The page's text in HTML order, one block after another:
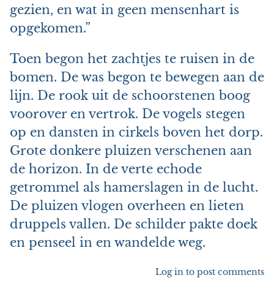
gezien, en wat in geen mensenhart is
opgekomen.”
Toen begon het zachtjes te ruisen in de
bomen. De was begon te bewegen aan de
lijn. De rook uit de schoorstenen boog
voorover en vertrok. De vogels stegen
op en dansten in cirkels boven het dorp.
Grote donkere pluizen verschenen aan
de horizon. In de verte echode
getrommel als hamerslagen in de lucht.
De pluizen vlogen overheen en lieten
druppels vallen. De schilder pakte doek
en penseel in en wandelde weg.
Log in to post comments